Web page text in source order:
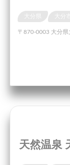
〒870-0003 大分県
天然温泉